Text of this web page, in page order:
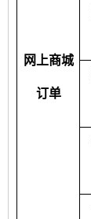
网上商城
订单